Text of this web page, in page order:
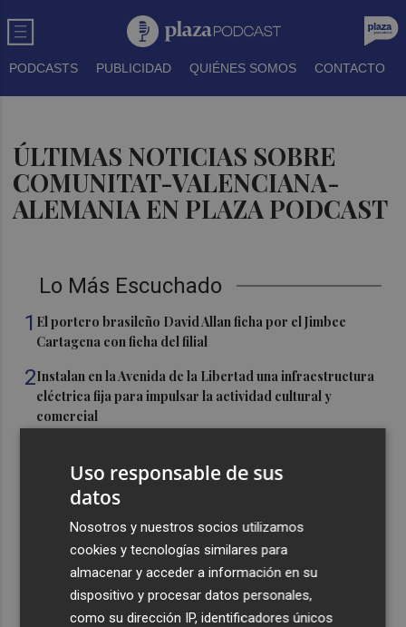
PODCASTS PUBLICIDAD QUIÉNES SOMOS CONTACTO
ÚLTIMAS NOTICIAS SOBRE
COMUNITAT-VALENCIANA-
ALEMANIA EN PLAZA PODCAST
Lo Más Escuchado
1 El portero brasileño David Allan ficha por el Jimbee
Cartagena con ficha del filial
2Instalan en la Avenida de la Libertad una infraestructura
eléctrica fija para impulsar la actividad cultural y
comercial
positivamente pero Tírig pasa a situación 2 del PEIF
Luz verde a una inversión de casi 50.000 euros para
renovar las dos pistas deportivas de Abenarabi en
Murcia
Las cuatro playas de la Región acreditadas con el
máximo nivel de accesibilidad están en Cartagena
Uso responsable de sus
datos
Nosotros y nuestros socios utilizamos
cookies y tecnologías similares para
almacenar y acceder a información en su
dispositivo y procesar datos personales,
como su dirección IP, identificadores únicos